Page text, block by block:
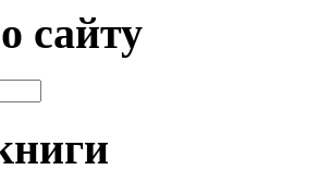
сайту